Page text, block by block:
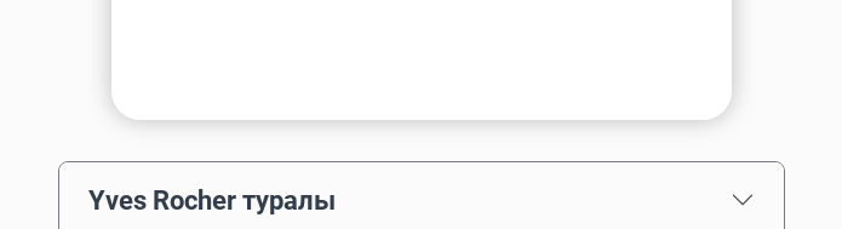
Yves Rocher туралы